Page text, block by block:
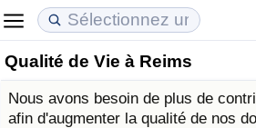
Qualité de Vie à Reims
Nous avons besoin de plus de
afin d'augmenter la qualité de nos
Coût de la vie
Indice du Coût de la Vie (Actuel)
Prix de l'immobilier
Indice des Prix de l'immobilier
Qualité de Vie
Indice de Qualité de Vie